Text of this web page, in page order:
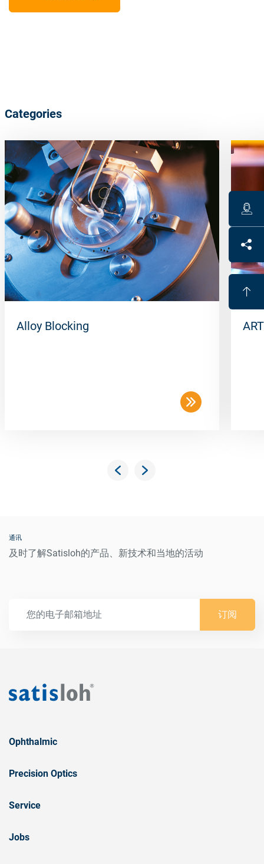
Categories
Alloy Blocking
通讯
及时了解Satisloh的产品、新技术和当地的活动
订阅
Ophthalmic
Precision Optics
Service
Jobs